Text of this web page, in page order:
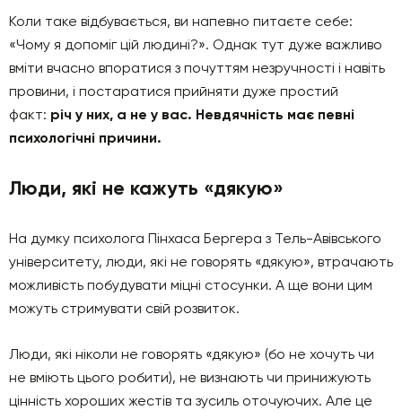
Коли таке відбувається, ви напевно питаєте себе:
«Чому я допоміг цій людині?». Однак тут дуже важливо
вміти вчасно впоратися з почуттям незручності і навіть
провини, і постаратися прийняти дуже простий
факт: річ у них, а не у вас. Невдячність має певні
психологічні причини.
Люди, які не кажуть «дякую»
На думку психолога Пінхаса Бергера з Тель-Авівського
університету, люди, які не говорять «дякую», втрачають
можливість побудувати міцні стосунки. А ще вони цим
можуть стримувати свій розвиток.
Люди, які ніколи не говорять «дякую» (бо не хочуть чи
не вміють цього робити), не визнають чи принижують
цінність хороших жестів та зусиль оточуючих. Але це